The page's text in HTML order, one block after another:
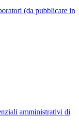
(da pubblicare in
amministrativi di